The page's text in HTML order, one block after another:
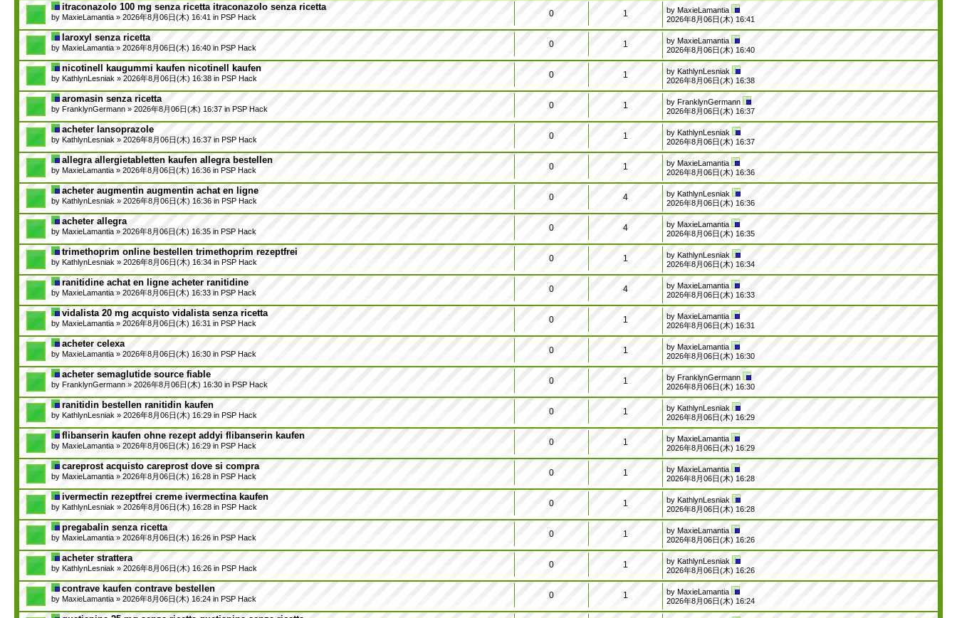
itraconazolo 100 mg senza ricetta itraconazolo senza ricetta
by MaxieLamantia » 2026年8月06日(木) 16:41 in PSP Hack 0 1 byMaxieLamantia
2026年8月06日(木) 16:41
laroxyl senza ricetta
by MaxieLamantia » 2026年8月06日(木) 16:40 in PSP Hack 0 1 byMaxieLamantia
2026年8月06日(木) 16:40
nicotinell kaugummi kaufen nicotinell kaufen
by KathlynLesniak » 2026年8月06日(木) 16:38 in PSP Hack 0 1 byKathlynLesniak
2026年8月06日(木) 16:38
aromasin senza ricetta
by FranklynGermann » 2026年8月06日(木) 16:37 in PSP Hack 0 1 byFranklynGermann
2026年8月06日(木) 16:37
acheter lansoprazole
by KathlynLesniak » 2026年8月06日(木) 16:37 in PSP Hack 0 1 byKathlynLesniak
2026年8月06日(木) 16:37
allegra allergietabletten kaufen allegra bestellen
by MaxieLamantia » 2026年8月06日(木) 16:36 in PSP Hack 0 1 byMaxieLamantia
2026年8月06日(木) 16:36
acheter augmentin augmentin achat en ligne
by KathlynLesniak » 2026年8月06日(木) 16:36 in PSP Hack 0 4 byKathlynLesniak
2026年8月06日(木) 16:36
acheter allegra
by MaxieLamantia » 2026年8月06日(木) 16:35 in PSP Hack 0 4 byMaxieLamantia
2026年8月06日(木) 16:35
trimethoprim online bestellen trimethoprim rezeptfrei
by KathlynLesniak » 2026年8月06日(木) 16:34 in PSP Hack 0 1 byKathlynLesniak
2026年8月06日(木) 16:34
ranitidine achat en ligne acheter ranitidine
by MaxieLamantia » 2026年8月06日(木) 16:33 in PSP Hack 0 4 byMaxieLamantia
2026年8月06日(木) 16:33
vidalista 20 mg acquisto vidalista senza ricetta
by MaxieLamantia » 2026年8月06日(木) 16:31 in PSP Hack 0 1 byMaxieLamantia
2026年8月06日(木) 16:31
acheter celexa
by MaxieLamantia » 2026年8月06日(木) 16:30 in PSP Hack 0 1 byMaxieLamantia
2026年8月06日(木) 16:30
acheter semaglutide source fiable
by FranklynGermann » 2026年8月06日(木) 16:30 in PSP Hack 0 1 byFranklynGermann
2026年8月06日(木) 16:30
ranitidin bestellen ranitidin kaufen
by KathlynLesniak » 2026年8月06日(木) 16:29 in PSP Hack 0 1 byKathlynLesniak
2026年8月06日(木) 16:29
flibanserin kaufen ohne rezept addyi flibanserin kaufen
by MaxieLamantia » 2026年8月06日(木) 16:29 in PSP Hack 0 1 byMaxieLamantia
2026年8月06日(木) 16:29
careprost acquisto careprost dove si compra
by MaxieLamantia » 2026年8月06日(木) 16:28 in PSP Hack 0 1 byMaxieLamantia
2026年8月06日(木) 16:28
ivermectin rezeptfrei creme ivermectina kaufen
by KathlynLesniak » 2026年8月06日(木) 16:28 in PSP Hack 0 1 byKathlynLesniak
2026年8月06日(木) 16:28
pregabalin senza ricetta
by MaxieLamantia » 2026年8月06日(木) 16:26 in PSP Hack 0 1 byMaxieLamantia
2026年8月06日(木) 16:26
acheter strattera
by KathlynLesniak » 2026年8月06日(木) 16:26 in PSP Hack 0 1 byKathlynLesniak
2026年8月06日(木) 16:26
contrave kaufen contrave bestellen
by MaxieLamantia » 2026年8月06日(木) 16:24 in PSP Hack 0 1 byMaxieLamantia
2026年8月06日(木) 16:24